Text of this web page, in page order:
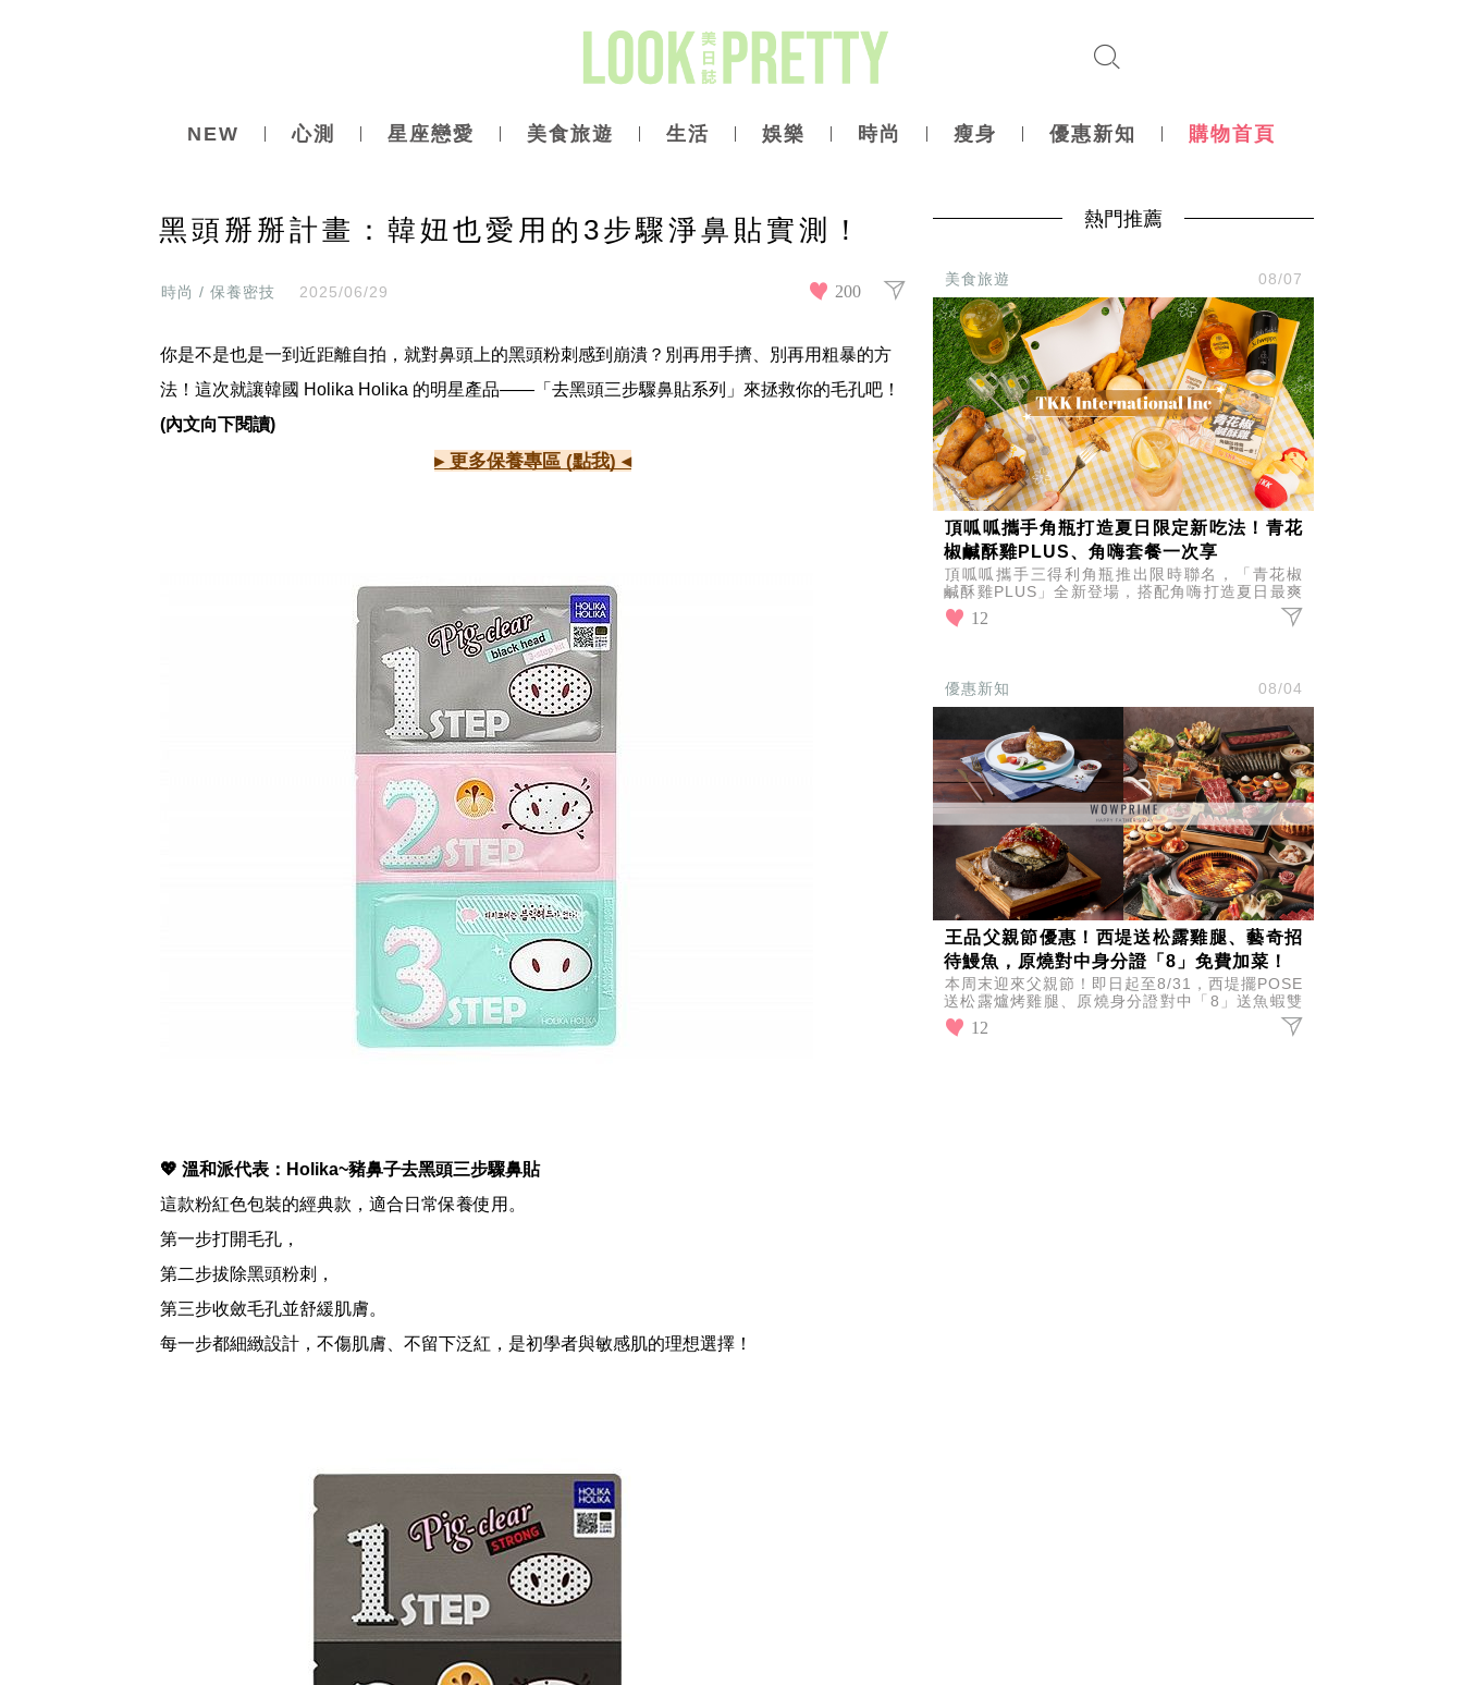
NEW 心測 星座戀愛 美食旅遊 生活 娛樂 時尚 瘦身 優惠新知 購物首頁
黑頭掰掰計畫：韓妞也愛用的3步驟淨鼻貼實測！
時尚 / 保養密技 2025/06/29 200
你是不是也是一到近距離自拍，就對鼻頭上的黑頭粉刺感到崩潰？別再用手擠、別再用粗暴的方
法！這次就讓韓國 Holika Holika 的明星產品——「去黑頭三步驟鼻貼系列」來拯救你的毛孔吧！
(內文向下閱讀)
▸ 更多保養專區 (點我) ◂
💖 溫和派代表：Holika~豬鼻子去黑頭三步驟鼻貼
這款粉紅色包裝的經典款，適合日常保養使用。
第一步打開毛孔，
第二步拔除黑頭粉刺，
第三步收斂毛孔並舒緩肌膚。
每一步都細緻設計，不傷肌膚、不留下泛紅，是初學者與敏感肌的理想選擇！
熱門推薦
美食旅遊 08/07
頂呱呱攜手角瓶打造夏日限定新吃法！青花
椒鹹酥雞PLUS、角嗨套餐一次享
頂呱呱攜手三得利角瓶推出限時聯名，「青花椒
鹹酥雞PLUS」全新登場，搭配角嗨打造夏日最爽
快組合，還有聯名套餐、限定贈品與加購優惠一次
享受。
12
優惠新知 08/04
王品父親節優惠！西堤送松露雞腿、藝奇招
待鰻魚，原燒對中身分證「8」免費加菜！
本周末迎來父親節！即日起至8/31，西堤擺POSE
送松露爐烤雞腿、原燒身分證對中「8」送魚蝦雙
傑、藝奇憑指定活動畫面消費套餐招待「極上鰻-
磯邊燒」。
12